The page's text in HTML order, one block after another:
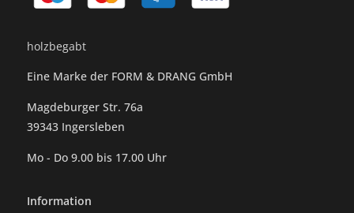
holzbegabt
Eine Marke der FORM & DRANG GmbH
Magdeburger Str. 76a
39343 Ingersleben
Mo - Do 9.00 bis 17.00 Uhr
Information